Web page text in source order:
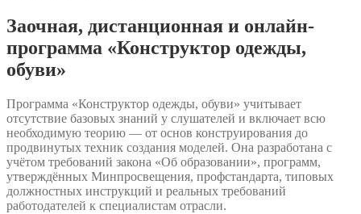
Заочная, дистанционная и онлайн-
программа «Конструктор одежды,
обуви»
Программа «Конструктор одежды, обуви» учитывает
отсутствие базовых знаний у слушателей и включает всю
необходимую теорию — от основ конструирования до
продвинутых техник создания моделей. Она разработана с
учётом требований закона «Об образовании», программ,
утверждённых Минпросвещения, профстандарта, типовых
должностных инструкций и реальных требований
работодателей к специалистам отрасли.